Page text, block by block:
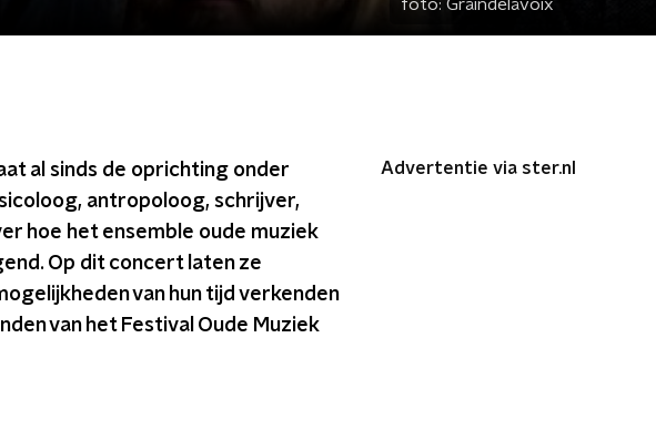
foto: Graindelavoix
al sinds de oprichting onder
antropoloog, schrijver,
hoe het ensemble oude muziek
Op dit concert laten ze
van hun tijd verkenden
van het Festival Oude Muziek
Advertentie via ster.nl